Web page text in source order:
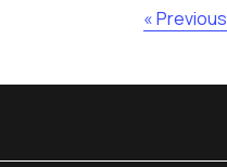
« Previous